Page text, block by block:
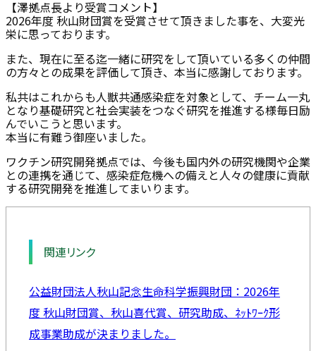
【澤拠点長より受賞コメント】
2026年度 秋山財団賞を受賞させて頂きました事を、大変光
栄に思っております。
また、現在に至る迄一緒に研究をして頂いている多くの仲間
の方々との成果を評価して頂き、本当に感謝しております。
私共はこれからも人獣共通感染症を対象として、チーム一丸
となり基礎研究と社会実装をつなぐ研究を推進する様毎日励
んでいこうと思います。
本当に有難う御座いました。
ワクチン研究開発拠点では、今後も国内外の研究機関や企業
との連携を通じて、感染症危機への備えと人々の健康に貢献
する研究開発を推進してまいります。
関連リンク
公益財団法人秋山記念生命科学振興財団：2026年
度 秋山財団賞、秋山喜代賞、研究助成、ﾈｯﾄﾜｰｸ形
成事業助成が決まりました。